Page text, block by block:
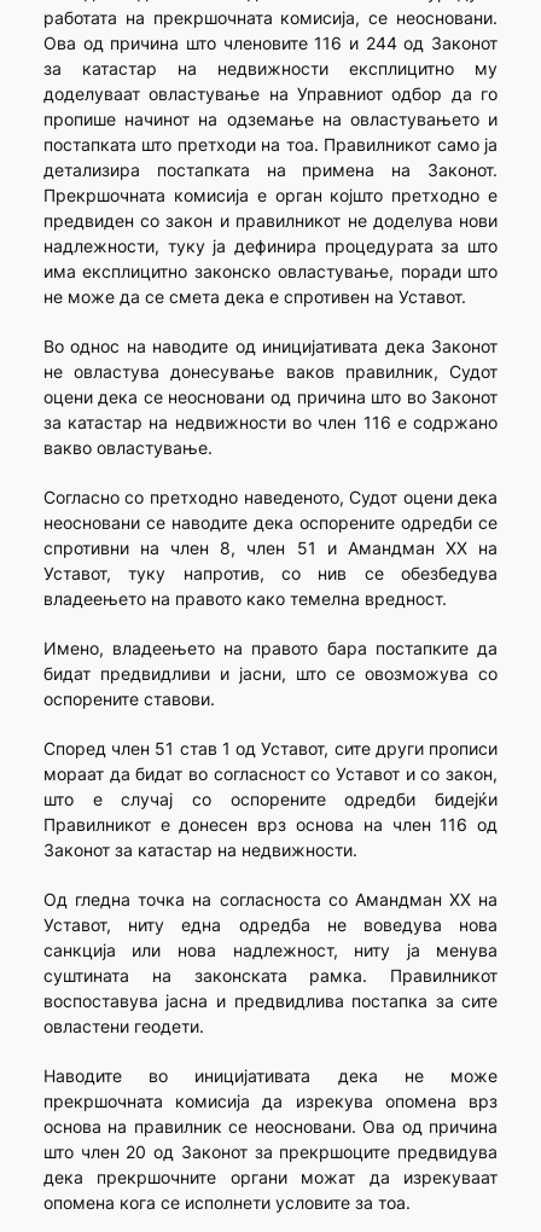
работата на прекршочната комисија, се неосновани.
Ова од причина што членовите 116 и 244 од Законот
за катастар на недвижности експлицитно му
доделуваат овластување на Управниот одбор да го
пропише начинот на одземање на овластувањето и
постапката што претходи на тоа. Правилникот само ја
детализира постапката на примена на Законот.
Прекршочната комисија е орган којшто претходно е
предвиден со закон и правилникот не доделува нови
надлежности, туку ја дефинира процедурата за што
има експлицитно законско овластување, поради што
не може да се смета дека е спротивен на Уставот.
Во однос на наводите од иницијативата дека Законот
не овластува донесување ваков правилник, Судот
оцени дека се неосновани од причина што во Законот
за катастар на недвижности во член 116 е содржано
вакво овластување.
Согласно со претходно наведеното, Судот оцени дека
неосновани се наводите дека оспорените одредби се
спротивни на член 8, член 51 и Амандман XX на
Уставот, туку напротив, со нив се обезбедува
владеењето на правото како темелна вредност.
Имено, владеењето на правото бара постапките да
бидат предвидливи и јасни, што се овозможува со
оспорените ставови.
Според член 51 став 1 од Уставот, сите други прописи
мораат да бидат во согласност со Уставот и со закон,
што е случај со оспорените одредби бидејќи
Правилникот е донесен врз основа на член 116 од
Законот за катастар на недвижности.
Од гледна точка на согласноста со Амандман XX на
Уставот, ниту една одредба не воведува нова
санкција или нова надлежност, ниту ја менува
суштината на законската рамка. Правилникот
воспоставува јасна и предвидлива постапка за сите
овластени геодети.
Наводите во иницијативата дека не може
прекршочната комисија да изрекува опомена врз
основа на правилник се неосновани. Ова од причина
што член 20 од Законот за прекршоците предвидува
дека прекршочните органи можат да изрекуваат
опомена кога се исполнети условите за тоа.